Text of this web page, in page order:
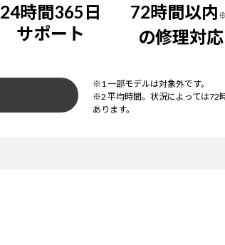
24時間365日
サポート
72時間以内
の修理対応
※1 一部モデルは対象外です。
※2 平均時間。状況によっては72
あります。